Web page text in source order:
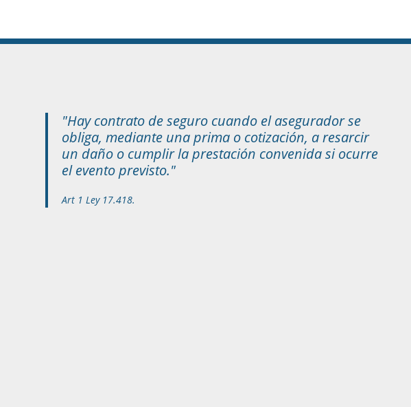
"Hay contrato de seguro cuando el asegurador se
obliga, mediante una prima o cotización, a resarcir
un daño o cumplir la prestación convenida si ocurre
el evento previsto."
Art 1 Ley 17.418.